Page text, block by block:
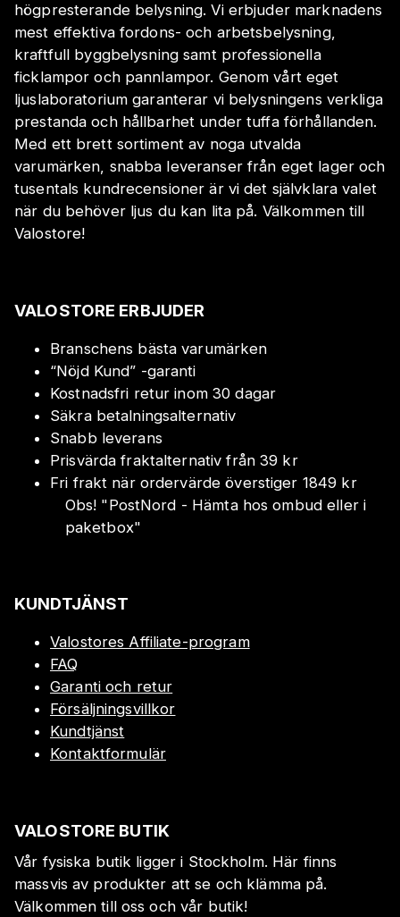
högpresterande belysning. Vi erbjuder marknadens
mest effektiva fordons- och arbetsbelysning,
kraftfull byggbelysning samt professionella
ficklampor och pannlampor. Genom vårt eget
ljuslaboratorium garanterar vi belysningens verkliga
prestanda och hållbarhet under tuffa förhållanden.
Med ett brett sortiment av noga utvalda
varumärken, snabba leveranser från eget lager och
tusentals kundrecensioner är vi det självklara valet
när du behöver ljus du kan lita på. Välkommen till
Valostore!
VALOSTORE ERBJUDER
Branschens bästa varumärken
“Nöjd Kund” -garanti
Kostnadsfri retur inom 30 dagar
Säkra betalningsalternativ
Snabb leverans
Prisvärda fraktalternativ från 39 kr
Fri frakt när ordervärde överstiger 1849 kr
Obs! "PostNord - Hämta hos ombud eller i
paketbox"
KUNDTJÄNST
Valostores Affiliate-program
FAQ
Garanti och retur
Försäljningsvillkor
Kundtjänst
Kontaktformulär
VALOSTORE BUTIK
Vår fysiska butik ligger i Stockholm. Här finns
massvis av produkter att se och klämma på.
Välkommen till oss och vår butik!